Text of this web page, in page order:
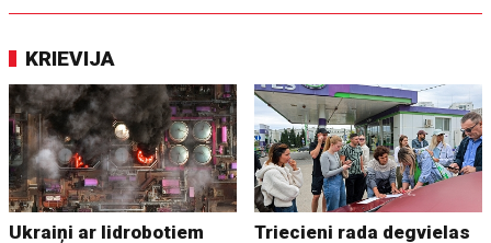
KRIEVIJA
Ukraiņi ar lidrobotiem
Triecieni rada degvielas